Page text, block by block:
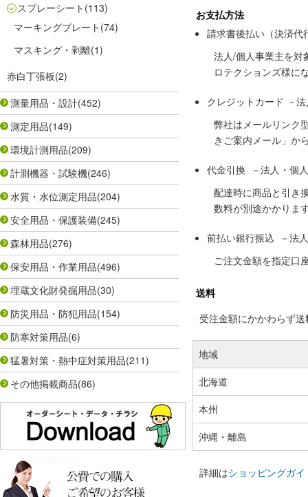
スプレーシート (113)
マーキングプレート (74)
マスキング・剥離(1)
赤白丁張板(2)
測量用品・設計(452)
測定用品(149)
環境計測用品(209)
計測機器・試験機(246)
水質・水位測定用品(204)
安全用品・保護装備(245)
森林用品(276)
保安用品・作業用品(496)
埋蔵文化財発掘用品(30)
防災用品・防犯用品(154)
防寒対策用品(6)
猛暑対策・熱中症対策用品(211)
その他掲載商品(86)
お支払方法
請求書後払い（決済代
法人/個人事業主を対
ロテクションズ様に
クレジットカード －
弊社はメールリンク
きご案内メール」か
代金引換 －法人・個
配達時に商品と引き
数料が別途かかりま
前払い銀行振込 －法
ご注文金額を指定口
送料
受注金額にかかわらず
地域
北海道
本州
沖縄・離島
詳細はショッピングガイ